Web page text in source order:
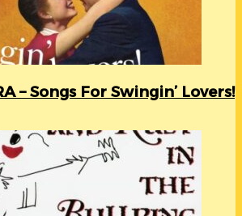
– Songs For Swingin’ Lovers!